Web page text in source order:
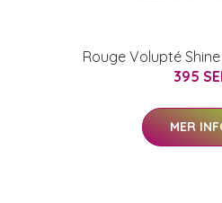
Rouge Volupté Shine
395
MER